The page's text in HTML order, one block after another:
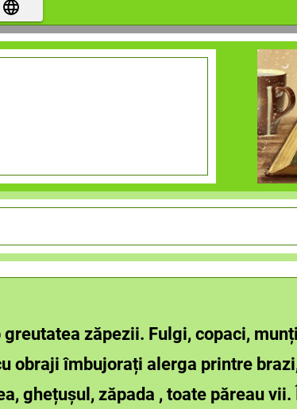
zăpezii. Fulgi, copaci,
obraji îmbujorați alerga printre
ghețușul, zăpada , toate păreau vii.